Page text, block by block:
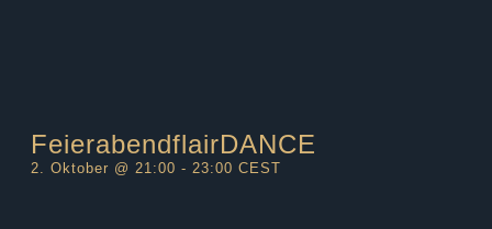
FeierabendflairDANCE
2. Oktober @ 21:00 -23:00 CEST